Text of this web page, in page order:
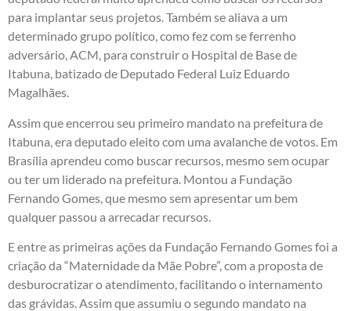
para implantar seus projetos. Também se aliava a um
determinado grupo político, como fez com se ferrenho
adversário, ACM, para construir o Hospital de Base de
Itabuna, batizado de Deputado Federal Luiz Eduardo
Magalhães.
Assim que encerrou seu primeiro mandato na prefeitura de
Itabuna, era deputado eleito com uma avalanche de votos. Em
Brasília aprendeu como buscar recursos, mesmo sem ocupar
ou ter um liderado na prefeitura. Montou a Fundação
Fernando Gomes, que mesmo sem apresentar um bem
qualquer passou a arrecadar recursos.
E entre as primeiras ações da Fundação Fernando Gomes foi a
criação da “Maternidade da Mãe Pobre”, com a proposta de
desburocratizar o atendimento, facilitando o internamento
das grávidas. Assim que assumiu o segundo mandato na